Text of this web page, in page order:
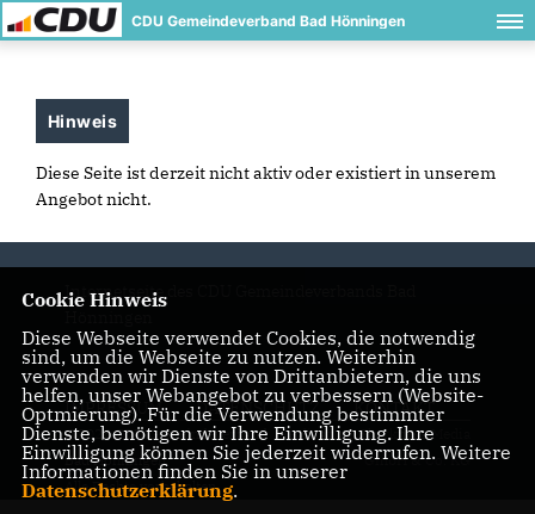
CDU Gemeindeverband Bad Hönningen
Hinweis
Diese Seite ist derzeit nicht aktiv oder existiert in unserem
Angebot nicht.
Internetseite des CDU Gemeindeverbands Bad
IMPRESSUM DATENSCHUTZ KONTAKT
@2026 CDU Gemeindeverband
Bad Hönningen
Alle Rechte vorbehalten.
Realisation: Sharkness Media
GmbH & Co. KG
Cookie Hinweis
Diese Webseite verwendet Cookies, die notwendig
sind, um die Webseite zu nutzen. Weiterhin
verwenden wir Dienste von Drittanbietern, die uns
helfen, unser Webangebot zu verbessern (Website-
Optmierung). Für die Verwendung bestimmter
Dienste, benötigen wir Ihre Einwilligung. Ihre
Einwilligung können Sie jederzeit widerrufen. Weitere
Informationen finden Sie in unserer
Datenschutzerklärung.